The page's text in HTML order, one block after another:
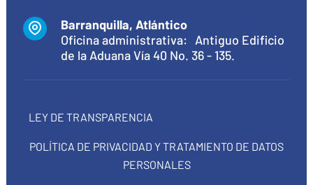
Barranquilla, Atlántico
Oficina administrativa: Antiguo Edificio
de la Aduana Vía 40 No. 36 - 135.
LEY DE TRANSPARENCIA
POLÍTICA DE PRIVACIDAD Y TRATAMIENTO DE DATOS
PERSONALES